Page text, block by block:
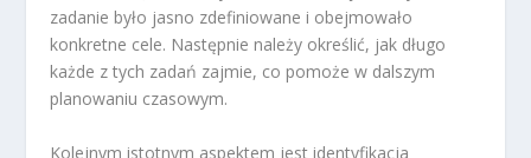
zadanie było jasno zdefiniowane i obejmowało
konkretne cele. Następnie należy określić, jak długo
każde z tych zadań zajmie, co pomoże w dalszym
planowaniu czasowym.
Kolejnym istotnym aspektem jest identyfikacja